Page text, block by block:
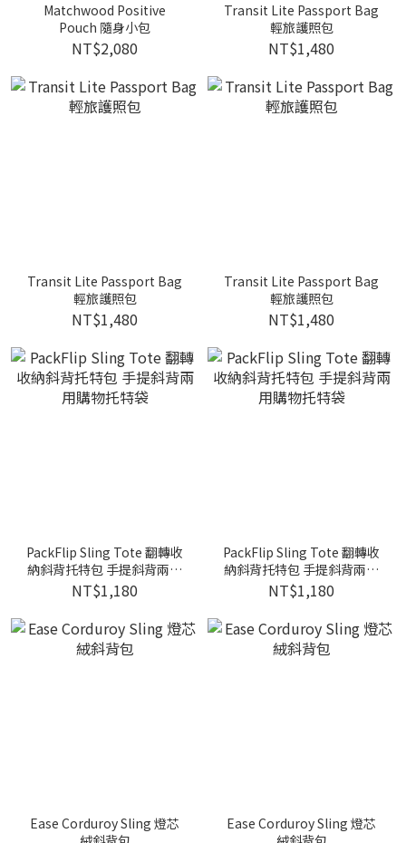
Matchwood Positive
Pouch 隨身小包
NT$2,080
Transit Lite Passport Bag
輕旅護照包
NT$1,480
Transit Lite Passport Bag
輕旅護照包
NT$1,480
Transit Lite Passport Bag
輕旅護照包
NT$1,480
PackFlip Sling Tote 翻轉收
納斜背托特包 手提斜背兩用
購物托特袋
NT$1,180
PackFlip Sling Tote 翻轉收
納斜背托特包 手提斜背兩用
購物托特袋
NT$1,180
Ease Corduroy Sling 燈芯
Ease Corduroy Sling 燈芯